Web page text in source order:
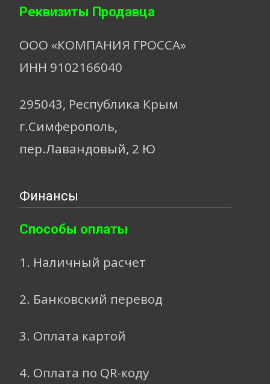
Реквизиты Продавца
ООО «КОМПАНИЯ ГРОССА»
ИНН 9102166040
295043, Республика Крым
г.Симферополь,
пер.Лавандовый, 2 Ю
Финансы
Способы оплаты
1. Наличный расчет
2. Банковский перевод
3. Оплата картой
4. Оплата по QR-коду